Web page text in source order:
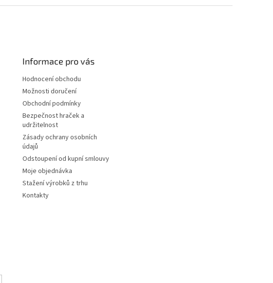
Informace pro vás
Hodnocení obchodu
Možnosti doručení
Obchodní podmínky
Bezpečnost hraček a
udržitelnost
Zásady ochrany osobních
údajů
Odstoupení od kupní smlouvy
Moje objednávka
Stažení výrobků z trhu
Kontakty